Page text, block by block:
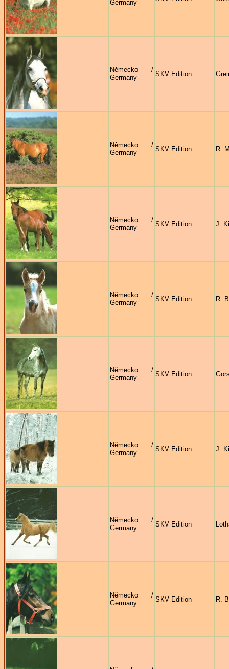
Germany
Německo /
Germany
SKV Edition
Německo /
Germany
SKV Edition R.
Německo /
Germany
SKV Edition J.
Německo /
Germany
SKV Edition R.
Německo /
Germany
SKV Edition
Německo /
Germany
SKV Edition J.
Německo /
Germany
SKV Edition
Německo /
Germany
SKV Edition R.